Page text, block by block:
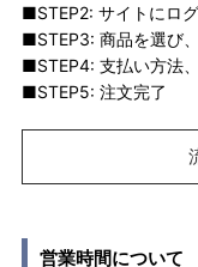
■STEP2: サイトにロ
■STEP3: 商品を選び
■STEP4: 支払い方法
■STEP5: 注文完了
営業時間について